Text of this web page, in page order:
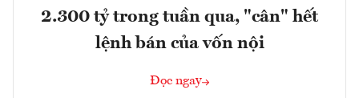
2.300 tỷ trong tuần qua, "cân" hết
lệnh bán của vốn nội
Đọc ngay